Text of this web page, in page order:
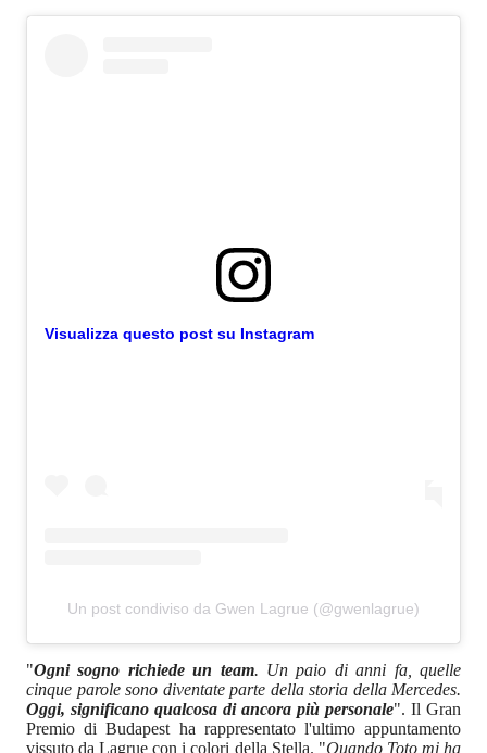
Visualizza questo post su Instagram
Un post condiviso da Gwen Lagrue (@gwenlagrue)
"Ogni sogno richiede un team. Un paio di anni fa, quelle
cinque parole sono diventate parte della storia della Mercedes.
Oggi, significano qualcosa di ancora più personale". Il Gran
Premio di Budapest ha rappresentato l'ultimo appuntamento
vissuto da Lagrue con i colori della Stella. "Quando Toto mi ha